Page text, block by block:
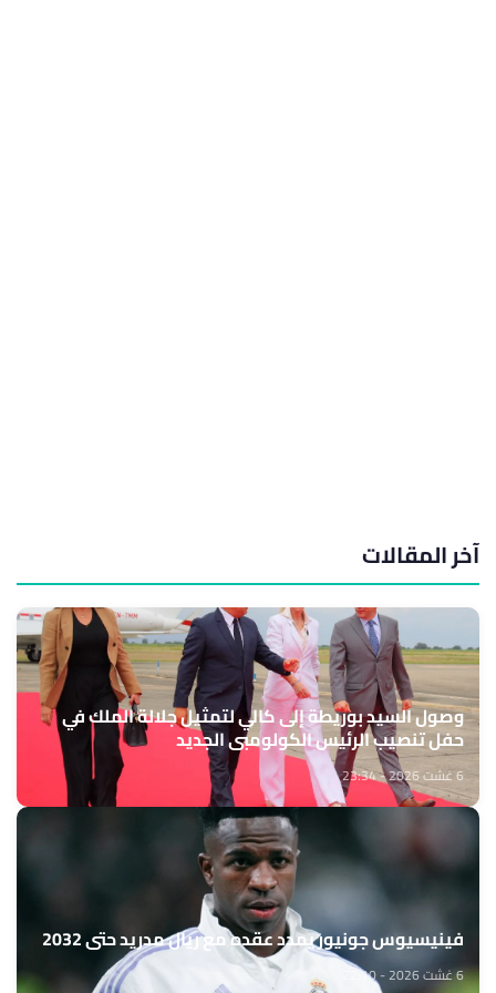
آخر المقالات
وصول السيد بوريطة إلى كالي لتمثيل جلالة الملك في
حفل تنصيب الرئيس الكولومبي الجديد
6 غشت 2026 - 23:34
فينيسيوس جونيور يمدد عقده مع ريال مدريد حتى 2032
6 غشت 2026 - 22:10